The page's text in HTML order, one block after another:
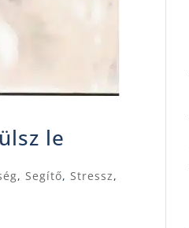
le
,Segítő,Stressz,